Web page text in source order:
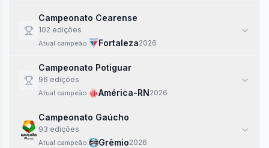
Campeonato Cearense
102 edições
Atual campeão: Fortaleza2026
Campeonato Potiguar
96 edições
Atual campeão: América-RN2026
Campeonato Gaúcho
93 edições
Atual campeão: Grêmio2026